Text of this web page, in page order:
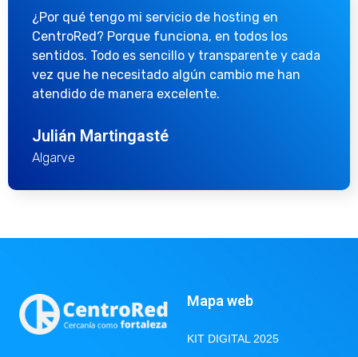
¿Por qué tengo mi servicio de hosting en
CentroRed? Porque funciona, en todos los
sentidos. Todo es sencillo y transparente y cada
vez que he necesitado algún cambio me han
atendido de manera excelente.
Julián Martingasté
Algarve
Mapa web
KIT DIGITAL 2025